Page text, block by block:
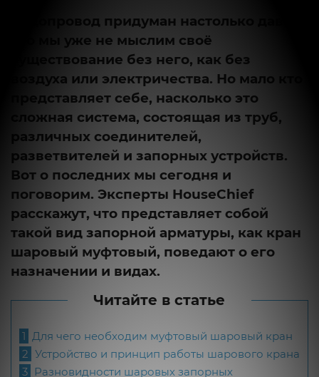
Водопровод придуман настолько давно,
что мы уже не мыслим своё
существование без него, как без
воздуха или электричества. Но мало кто
представляет себе, насколько это
сложная система, состоящая из труб,
различных соединителей,
разветвителей и запорных устройств.
Вот о последних мы сегодня и
поговорим. Эксперты HouseChief
расскажут, что представляет собой
такой вид запорной арматуры, как кран
шаровый муфтовый, поведают о его
назначении и видах.
Читайте в статье
1 Для чего необходим муфтовый шаровый кран
2 Устройство и принцип работы шарового крана
3 Разновидности шаровых запорных